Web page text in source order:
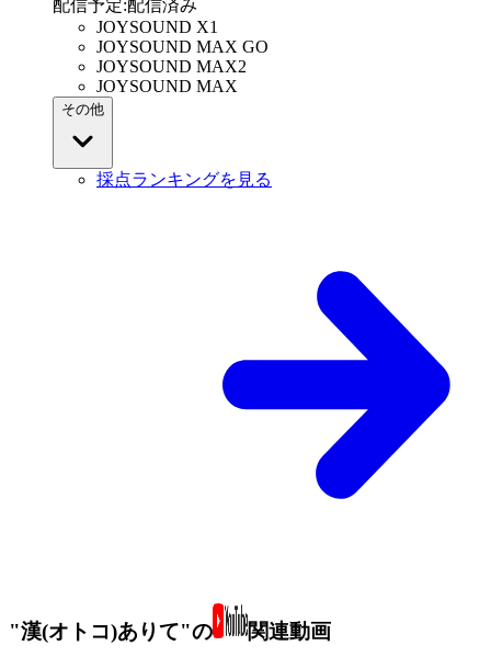
配信予定:配信済み
JOYSOUND X1
JOYSOUND MAX GO
JOYSOUND MAX2
JOYSOUND MAX
その他
採点ランキングを見る
"漢(オトコ)ありて"の 関連動画